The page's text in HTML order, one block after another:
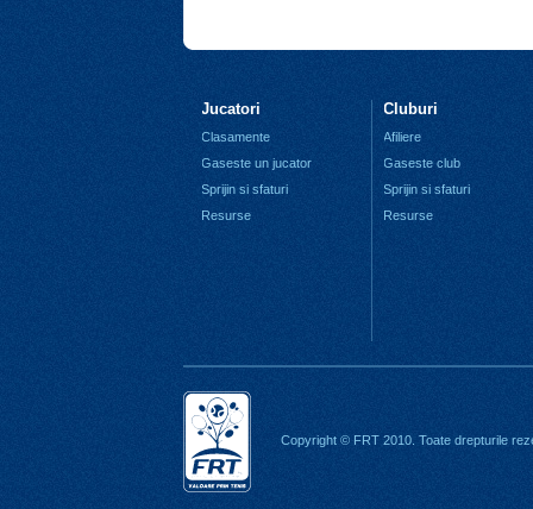
Jucatori
Clasamente
Gaseste un jucator
Sprijin si sfaturi
Resurse
Cluburi
Afiliere
Gaseste club
Sprijin si sfaturi
Resurse
Copyright © FRT 2010. Toate drepturile